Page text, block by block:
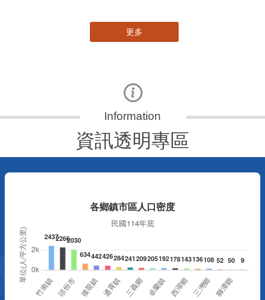
更多
資訊透明專區